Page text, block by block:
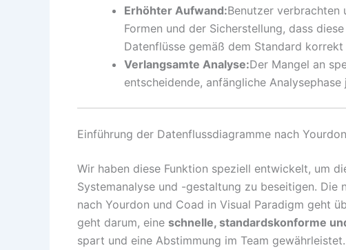
Erhöhter Aufwand:Benutzer
Formen und der Sicherstellung, dass
Datenflüsse gemäß dem Standard
Verlangsamte Analyse:Der Mangel an
entscheidende, anfängliche
Einführung der Datenflussdiagramme nach
Wir haben diese Funktion speziell entwickelt, um
Systemanalyse und -gestaltung zu beseitigen.
nach Yourdon und Coad in Visual Paradigm geht
geht darum, eine schnelle, standardskonforme
spart und eine Abstimmung im Team gewährleistet.